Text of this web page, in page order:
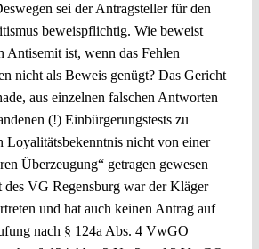
sei der Antragsteller für den
beweispflichtig. Wie beweist
Antisemit ist, wenn das Fehlen
nicht als Beweis genügt? Das Gericht
aus einzelnen falschen Antworten
(!) Einbürgerungstests zu
Loyalitätsbekenntnis nicht von einer
Überzeugung“ getragen gewesen
VG Regensburg war der Kläger
und hat auch keinen Antrag auf
nach § 124a Abs. 4 VwGO